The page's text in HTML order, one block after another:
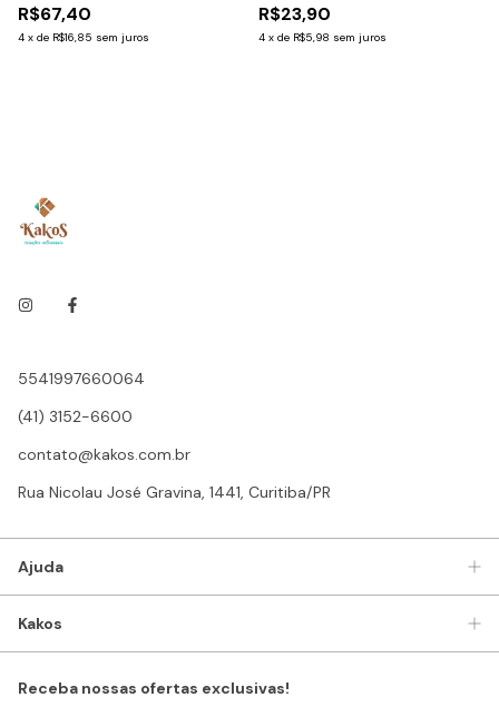
R$67,40
4 x de R$16,85 sem juros
R$23,90
4 x de R$5,98 sem juros
5541997660064
(41) 3152-6600
contato@kakos.com.br
Rua Nicolau José Gravina, 1441, Curitiba/PR
Ajuda
Kakos
Receba nossas ofertas exclusivas!